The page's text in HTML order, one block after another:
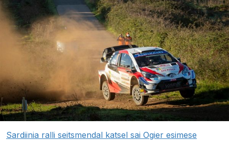
Sardiinia ralli seitsmendal katsel sai Ogier esimese